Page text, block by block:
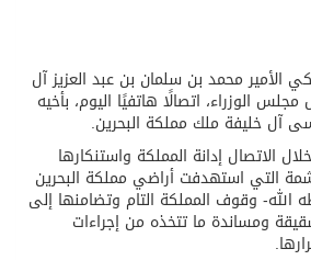
الأمير محمد بن سلمان بن عبد العزيز آل
الوزراء، اتصالًا هاتفيًا اليوم، بأخيه
آل خليفة ملك مملكة البحرين.
الاتصال إدانة المملكة واستنكارها
التي استهدفت أراضي مملكة البحرين
الله- وقوف المملكة التام وتضامنها إلى
ومساندة ما تتخذه من إجراءات